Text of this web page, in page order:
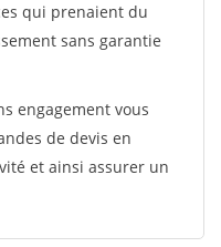
qui prenaient du
sans garantie
engagement vous
de devis en
et ainsi assurer un